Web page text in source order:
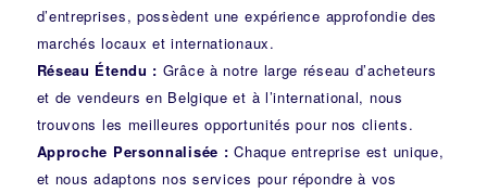
d’entreprises, possèdent une expérience approfondie des
marchés locaux et internationaux.
Réseau Étendu : Grâce à notre large réseau d’acheteurs
et de vendeurs en Belgique et à l’international, nous
trouvons les meilleures opportunités pour nos clients.
Approche Personnalisée : Chaque entreprise est unique,
et nous adaptons nos services pour répondre à vos